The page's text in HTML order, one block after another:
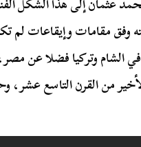
وفق مقامات وإيقاعات لم
الشام وتركيا فضلا عن
من القرن التاسع عشر،